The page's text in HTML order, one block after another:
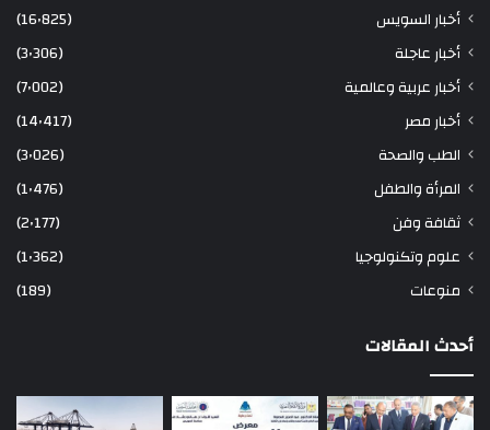
أخبار السويس
(16٬825)
أخبار عاجلة
(3٬306)
أخبار عربية وعالمية
(7٬002)
أخبار مصر
(14٬417)
الطب والصحة
(3٬026)
المرأة والطفل
(1٬476)
ثقافة وفن
(2٬177)
علوم وتكنولوجيا
(1٬362)
منوعات
(189)
أحدث المقالات